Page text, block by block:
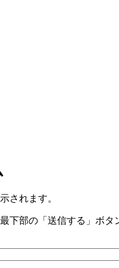
されます。
下部の「送信する」ボタ